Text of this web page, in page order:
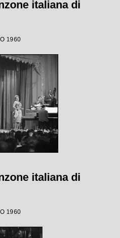
italiana di
1960
italiana di
1960